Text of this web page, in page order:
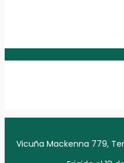
Vicuña Mackenna 779,